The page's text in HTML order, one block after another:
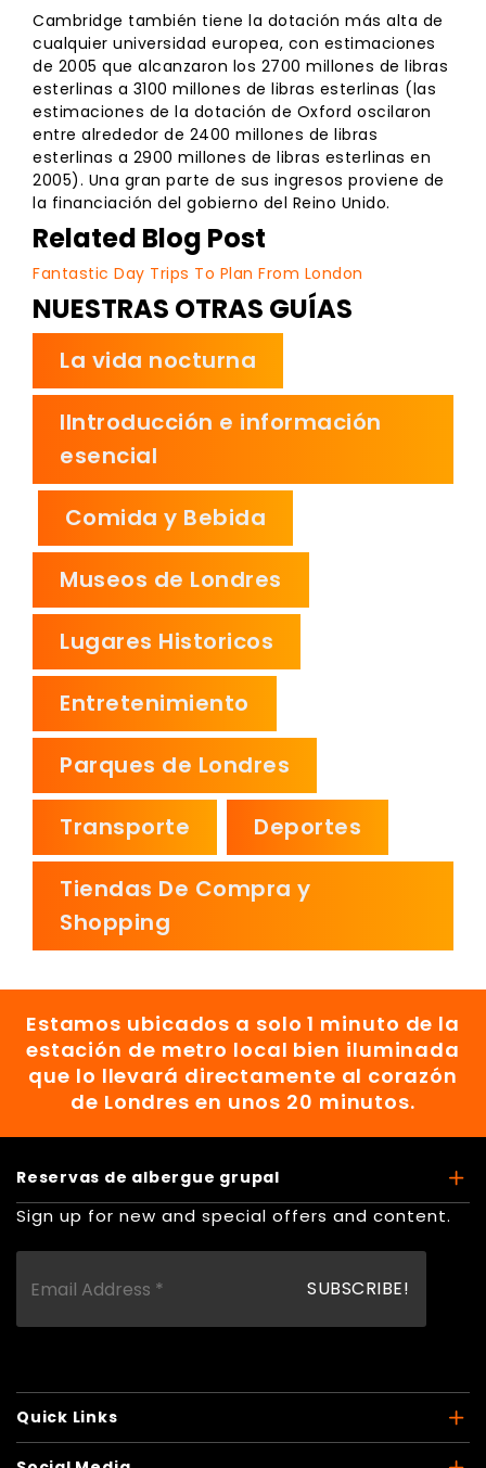
Cambridge también tiene la dotación más alta de
cualquier universidad europea, con estimaciones
de 2005 que alcanzaron los 2700 millones de libras
esterlinas a 3100 millones de libras esterlinas (las
estimaciones de la dotación de Oxford oscilaron
entre alrededor de 2400 millones de libras
esterlinas a 2900 millones de libras esterlinas en
2005). Una gran parte de sus ingresos proviene de
la financiación del gobierno del Reino Unido.
Related Blog Post
Fantastic Day Trips To Plan From London
NUESTRAS OTRAS GUÍAS
La vida nocturna
IIntroducción e información
esencial
Comida y Bebida
Museos de Londres
Lugares Historicos
Entretenimiento
Parques de Londres
Transporte Deportes
Tiendas De Compra y
Shopping
Estamos ubicados a solo 1 minuto de la
estación de metro local bien iluminada
que lo llevará directamente al corazón
de Londres en unos 20 minutos.
Reservas de albergue grupal
Sign up for new and special offers and content.
Quick Links